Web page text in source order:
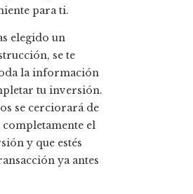
para ti.
elegido un
se te
la información
tu inversión.
se cerciorará de
el
y que estés
ya antes